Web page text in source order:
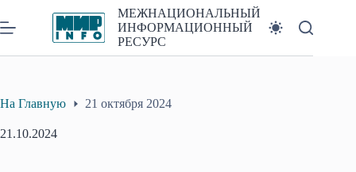
к
сути
МЕЖНАЦИОНАЛЬНЫЙ
ИНФОРМАЦИОННЫЙ
РЕСУРС
На Главную 21 октября 2024
21.10.2024